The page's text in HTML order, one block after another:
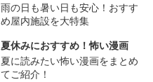
雨の日も暑い日も安心！おすす
め屋内施設を大特集
夏休みにおすすめ！怖い漫画
夏に読みたい怖い漫画をまとめ
てご紹介！